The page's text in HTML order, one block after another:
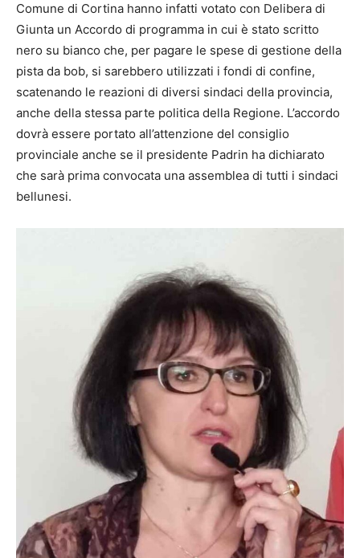
Comune di Cortina hanno infatti votato con Delibera di
Giunta un Accordo di programma in cui è stato scritto
nero su bianco che, per pagare le spese di gestione della
pista da bob, si sarebbero utilizzati i fondi di confine,
scatenando le reazioni di diversi sindaci della provincia,
anche della stessa parte politica della Regione. L’accordo
dovrà essere portato all’attenzione del consiglio
provinciale anche se il presidente Padrin ha dichiarato
che sarà prima convocata una assemblea di tutti i sindaci
bellunesi.